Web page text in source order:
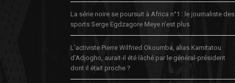
La série noire se poursuit à Africa n°1 : le journaliste des
sports Serge Egdzagore Meye n’est plus
L’activiste Pierre Wilfried Okoumba, alias Kamitatou
d’Adjogho, aurait-il été lâché par le général-président
dont il était proche ?